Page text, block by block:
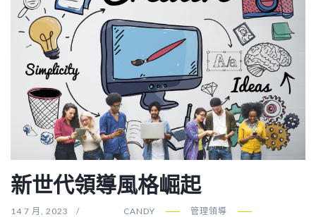
新世代領導風格崛起
14 7 月, 2023 CANDY
管理領導